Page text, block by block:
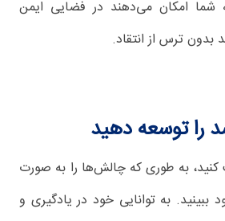
شما امکان می‌دهند در فضایی ایمن
بدون ترس از انتقاد.
توسعه دهید
کنید، به طوری که چالش‌ها را به صورت
به توانایی خود در یادگیری و